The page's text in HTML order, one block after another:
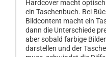
Hardcover macht
ein Taschenbuch. Bei
Bildcontent macht ein
dann die Unterschiede
aber sobald farbige
darstellen und der